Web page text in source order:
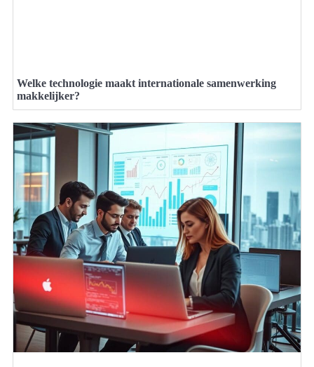
Welke technologie maakt internationale samenwerking
makkelijker?